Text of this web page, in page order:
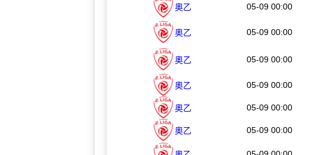
奧乙 05-09 00:00
奧乙 05-09 00:00
奧乙 05-09 00:00
奧乙 05-09 00:00
奧乙 05-09 00:00
奧乙 05-09 00:00